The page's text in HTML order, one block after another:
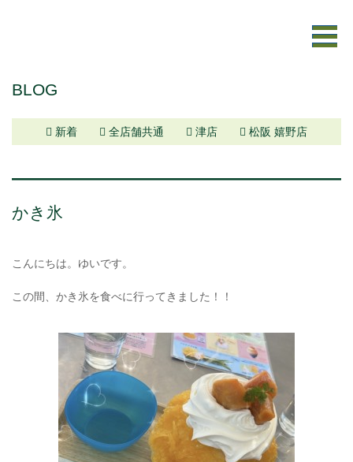
BLOG
新着 全店舗共通 津店 松阪 嬉野店
かき氷
こんにちは。ゆいです。
この間、かき氷を食べに行ってきました！！